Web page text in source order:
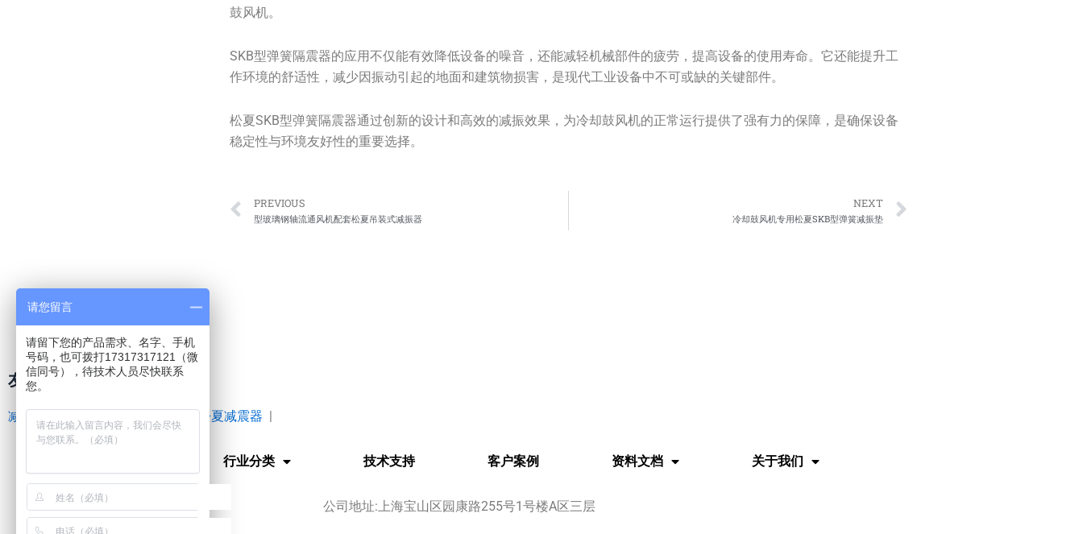
鼓风机。
SKB型弹簧隔震器的应用不仅能有效降低设备的噪音，还能减轻机械部件的疲劳，提高设备的使用寿命。它还能提升工
作环境的舒适性，减少因振动引起的地面和建筑物损害，是现代工业设备中不可或缺的关键部件。
松夏SKB型弹簧隔震器通过创新的设计和高效的减振效果，为冷却鼓风机的正常运行提供了强有力的保障，是确保设备
稳定性与环境友好性的重要选择。
Prev
PREVIOUS
型玻璃钢轴流通风机配套松夏吊装式减振器
NEXT
冷却鼓风机专用松夏SKB型弹簧减振垫
友情链接
减震器 松夏减震器 |
行业分类 技术支持 客户案例 资料文档 关于我们
公司地址:上海宝山区园康路255号1号楼A区三层
请您留言
请留下您的产品需求、名字、手机
号码，也可拨打17317317121（微
信同号），待技术人员尽快联系
您。